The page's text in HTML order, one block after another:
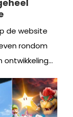
de website
rondom